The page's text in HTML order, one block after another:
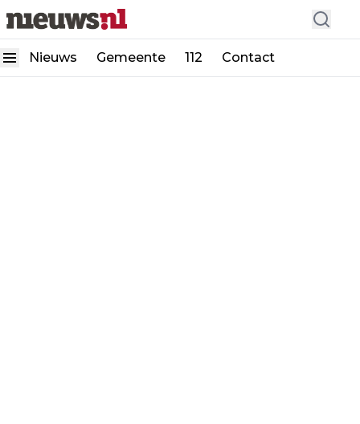
Nieuws Gemeente 112 Contact